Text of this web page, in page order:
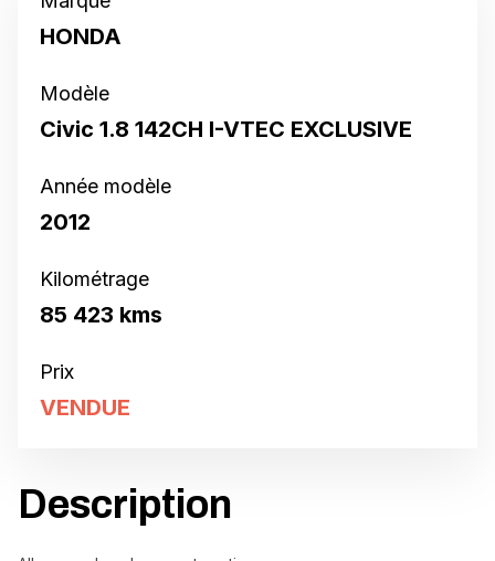
HONDA
Modèle
Civic 1.8 142CH I-VTEC EXCLUSIVE
Année modèle
2012
Kilométrage
85 423 kms
Prix
VENDUE
Description